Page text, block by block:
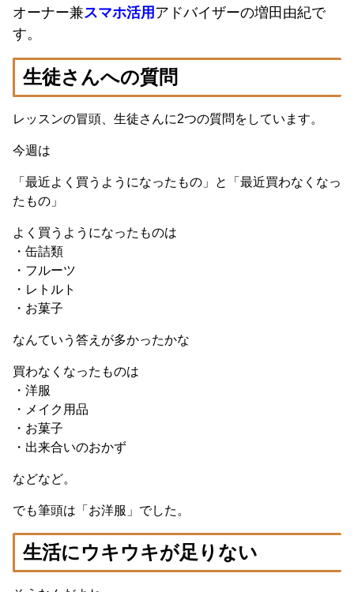
オーナー兼スマホ活用 アドバイザーの増田由紀で
す。
生徒さんへの質問
レッスンの冒頭、生徒さんに2つの質問をしています。
今週は
「最近よく買うようになったもの」と「最近買わなくなっ
たもの」
よく買うようになったものは
・缶詰類
・フルーツ
・レトルト
・お菓子
なんていう答えが多かったかな
買わなくなったものは
・洋服
・メイク用品
・お菓子
・出来合いのおかず
などなど。
でも筆頭は「お洋服」でした。
生活にウキウキが足りない